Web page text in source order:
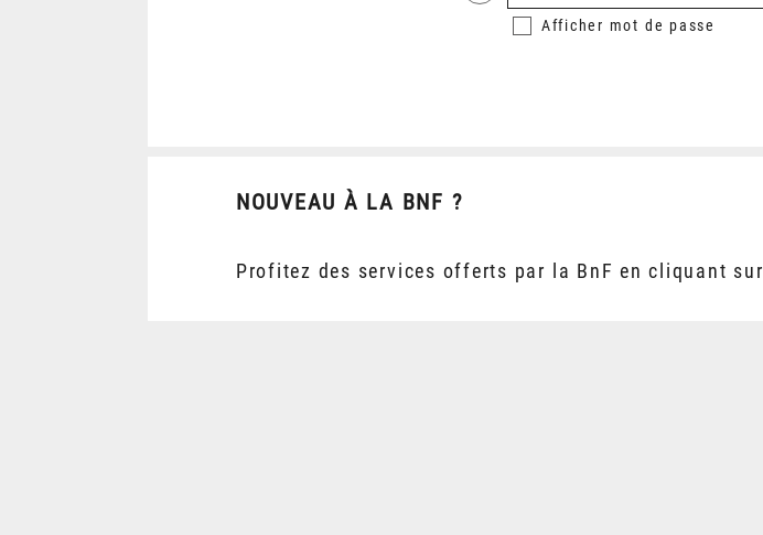
Afficher mot de passe
NOUVEAU À LA BNF ?
Profitez des services offerts par la BnF en cliquant sur